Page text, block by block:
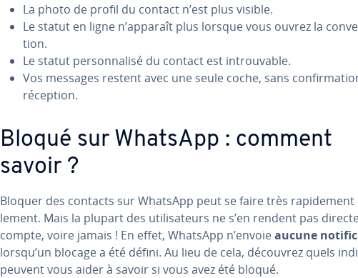
La photo de profil du contact n’est plus visible.
Le statut en ligne n’apparaît plus lorsque vous ouvrez la
tion.
Le statut per­son­na­lisé du contact est in­trou­vable.
Vos messages restent avec une seule coche, sans
réception.
Bloqué sur WhatsApp : comment
savoir ?
Bloquer des contacts sur WhatsApp peut se faire très
le­ment. Mais la plupart des uti­li­sa­teurs ne s’en rendent pas
compte, voire jamais ! En effet, WhatsApp n’envoieaucune
lorsqu’un blocage a été défini. Au lieu de cela, découvrez quels
peuvent vous aider à savoir si vous avez été bloqué.